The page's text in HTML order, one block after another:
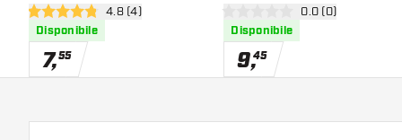
Standardapri pannello recensioni
4.8 stelle di valutazione
4.8 (4)
Disponibile
7,55
apri pannello
0 stelle di valutazione
0.0 (0)
Disponibile
9,45